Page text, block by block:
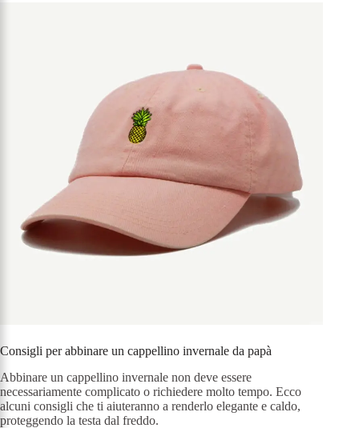
Consigli per abbinare un cappellino invernale da papà
Abbinare un cappellino invernale non deve essere
necessariamente complicato o richiedere molto tempo. Ecco
alcuni consigli che ti aiuteranno a renderlo elegante e caldo,
proteggendo la testa dal freddo.